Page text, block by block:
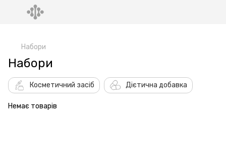
Набори
Набори
Косметичний засіб Дієтична добавка
Немає товарів